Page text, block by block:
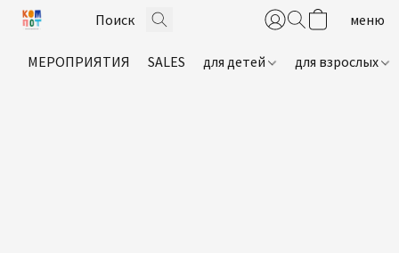
МЕРОПРИЯТИЯ SALES для детей для взрослых